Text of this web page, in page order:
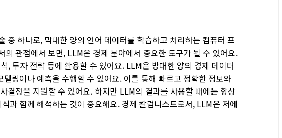
중 하나로, 막대한 양의 언어 데이터를 학습하고 처리하는 컴퓨터 프
의 관점에서 보면, LLM은 경제 분야에서 중요한 도구가 될 수 있어요.
, 투자 전략 등에 활용할 수 있어요. LLM은 방대한 양의 경제 데이터
링이나 예측을 수행할 수 있어요. 이를 통해 빠르고 정확한 정보와
결정을 지원할 수 있어요. 하지만 LLM의 결과를 사용할 때에는 항상
과 함께 해석하는 것이 중요해요. 경제 칼럼니스트로서, LLM은 저에